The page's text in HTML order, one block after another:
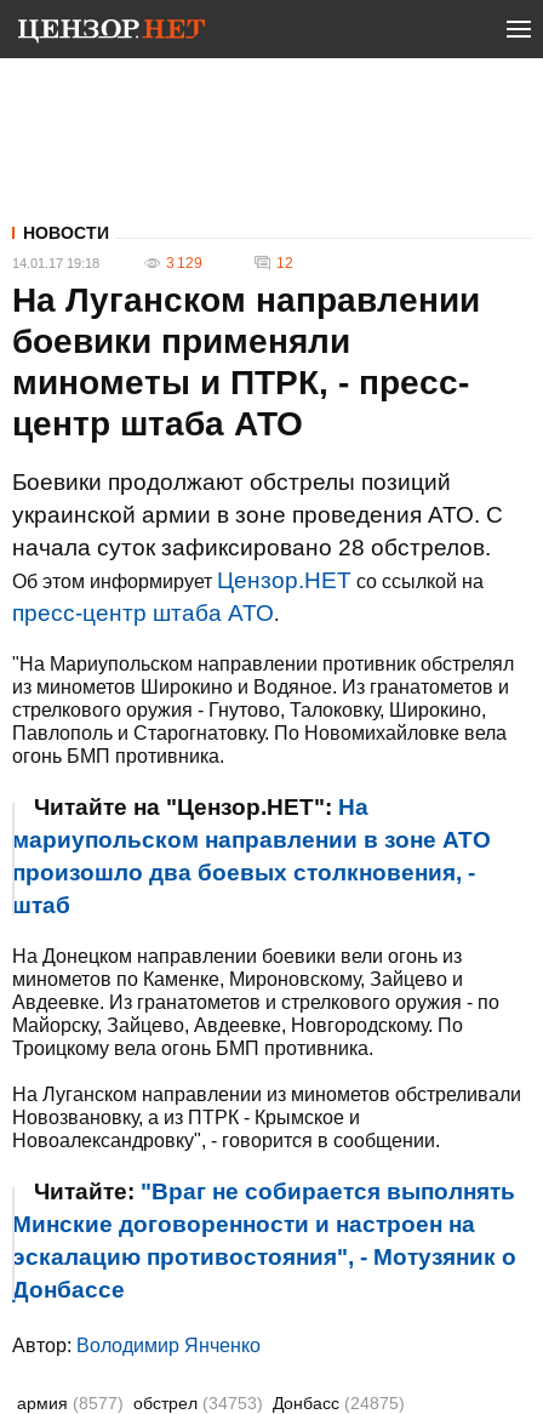
НОВОСТИ
14.01.17 19:18 3 129 12
На Луганском направлении
боевики применяли
минометы и ПТРК, - пресс-
центр штаба АТО
Боевики продолжают обстрелы позиций
украинской армии в зоне проведения АТО. С
начала суток зафиксировано 28 обстрелов.
Об этом информирует Цензор.НЕТ со ссылкой на
пресс-центр штаба АТО.
"На Мариупольском направлении противник обстрелял
из минометов Широкино и Водяное. Из гранатометов и
стрелкового оружия - Гнутово, Талоковку, Широкино,
Павлополь и Старогнатовку. По Новомихайловке вела
огонь БМП противника.
Читайте на "Цензор.НЕТ": На
мариупольском направлении в зоне АТО
произошло два боевых столкновения, -
штаб
На Донецком направлении боевики вели огонь из
минометов по Каменке, Мироновскому, Зайцево и
Авдеевке. Из гранатометов и стрелкового оружия - по
Майорску, Зайцево, Авдеевке, Новгородскому. По
Троицкому вела огонь БМП противника.
На Луганском направлении из минометов обстреливали
Новозвановку, а из ПТРК - Крымское и
Новоалександровку", - говорится в сообщении.
Читайте: "Враг не собирается выполнять
Минские договоренности и настроен на
эскалацию противостояния", - Мотузяник о
Донбассе
Автор: Володимир Янченко
армия (8577) обстрел (34753) Донбасс (24875)